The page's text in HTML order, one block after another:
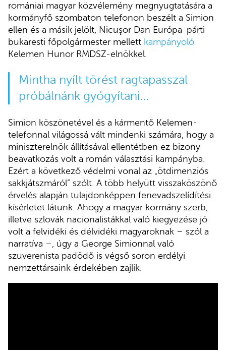
romániai magyar közvélemény megnyugtatására a
kormányfő szombaton telefonon beszélt a Simion
ellen és a másik jelölt, Nicuşor Dan Európa-párti
bukaresti főpolgármester mellett kampányoló
Kelemen Hunor RMDSZ-elnökkel.
Mintha nyílt törést ragtapasszal
próbálnánk gyógyítani…
Simion köszönetével és a kármentő Kelemen-
telefonnal világossá vált mindenki számára, hogy a
miniszterelnök állításával ellentétben ez bizony
beavatkozás volt a román választási kampányba.
Ezért a következő védelmi vonal az „ötdimenziós
sakkjátszmáról” szólt. A több helyütt visszaköszönő
érvelés alapján tulajdonképpen fenevadszelídítési
kísérletet látunk. Ahogy a magyar kormány szerb,
illetve szlovák nacionalistákkal való kiegyezése jó
volt a felvidéki és délvidéki magyaroknak – szól a
narratíva –, úgy a George Simionnal való
szuverenista padödő is végső soron erdélyi
nemzettársaink érdekében zajlik.